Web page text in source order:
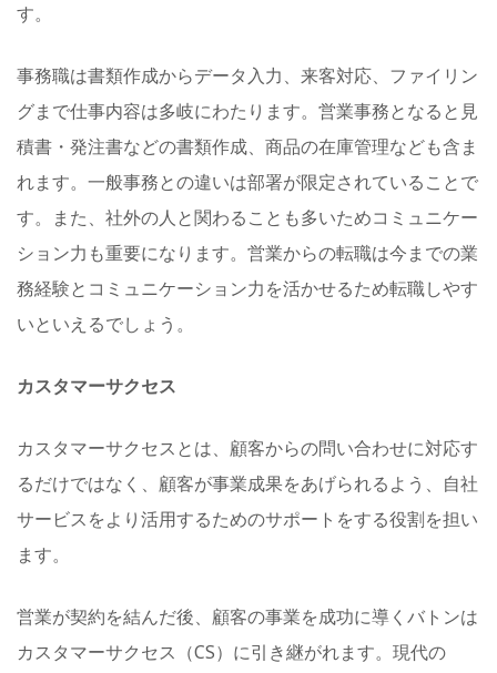
す。
事務職は書類作成からデータ入力、来客対応、ファイリン
グまで仕事内容は多岐にわたります。営業事務となると見
積書・発注書などの書類作成、商品の在庫管理なども含ま
れます。一般事務との違いは部署が限定されていることで
す。また、社外の人と関わることも多いためコミュニケー
ション力も重要になります。営業からの転職は今までの業
務経験とコミュニケーション力を活かせるため転職しやす
いといえるでしょう。
カスタマーサクセス
カスタマーサクセスとは、顧客からの問い合わせに対応す
るだけではなく、顧客が事業成果をあげられるよう、自社
サービスをより活用するためのサポートをする役割を担い
ます。
営業が契約を結んだ後、顧客の事業を成功に導くバトンは
カスタマーサクセス（CS）に引き継がれます。現代の